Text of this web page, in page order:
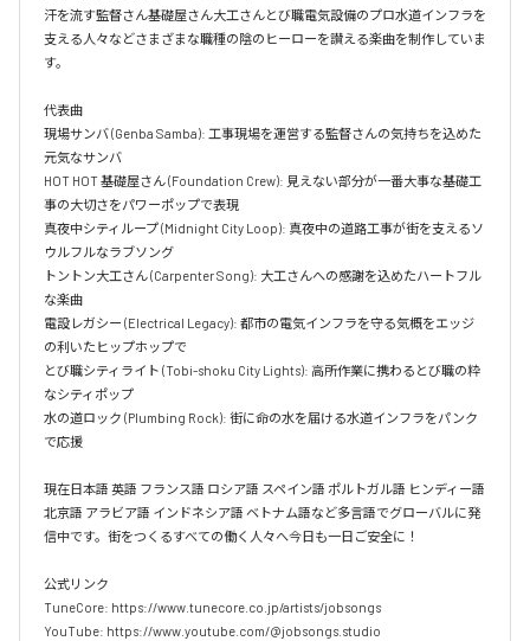
汗を流す監督さん基礎屋さん大工さんとび職電気設備のプロ水道インフラを
支える人々などさまざまな職種の陰のヒーローを讃える楽曲を制作していま
す。
代表曲
現場サンバ (Genba Samba): 工事現場を運営する監督さんの気持ちを込めた
元気なサンバ
HOT HOT 基礎屋さん (Foundation Crew): 見えない部分が一番大事な基礎工
事の大切さをパワーポップで表現
真夜中シティループ (Midnight City Loop): 真夜中の道路工事が街を支えるソ
ウルフルなラブソング
トントン大工さん (Carpenter Song): 大工さんへの感謝を込めたハートフル
な楽曲
電設レガシー (Electrical Legacy): 都市の電気インフラを守る気概をエッジ
の利いたヒップホップで
とび職シティライト (Tobi-shoku City Lights): 高所作業に携わるとび職の粋
なシティポップ
水の道ロック (Plumbing Rock): 街に命の水を届ける水道インフラをパンク
で応援
現在日本語 英語 フランス語 ロシア語 スペイン語 ポルトガル語 ヒンディー語
北京語 アラビア語 インドネシア語 ベトナム語など多言語でグローバルに発
信中です。街をつくるすべての働く人々へ今日も一日ご安全に！
公式リンク
TuneCore: https://www.tunecore.co.jp/artists/jobsongs
YouTube: https://www.youtube.com/@jobsongs.studio